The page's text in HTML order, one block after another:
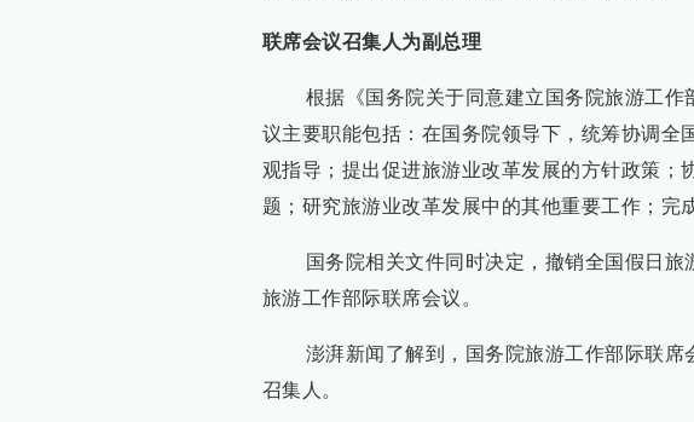
联席会议召集人为副总理
根据《国务院关于同意建立国务院旅游工作
议主要职能包括：在国务院领导下，统筹协调全
观指导；提出促进旅游业改革发展的方针政策；
题；研究旅游业改革发展中的其他重要工作；完
国务院相关文件同时决定，撤销全国假日旅
旅游工作部际联席会议。
澎湃新闻了解到，国务院旅游工作部际联席
召集人。